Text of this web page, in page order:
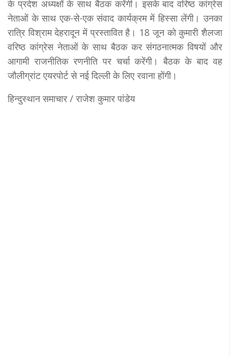
के प्रदेश अध्यक्षों के साथ बैठक करेंगी। इसके बाद वरिष्ठ कांग्रेस
नेताओं के साथ एक-से-एक संवाद कार्यक्रम में हिस्सा लेंगी। उनका
रात्रि विश्राम देहरादून में प्रस्तावित है। 18 जून को कुमारी शैलजा
वरिष्ठ कांग्रेस नेताओं के साथ बैठक कर संगठनात्मक विषयों और
आगामी राजनीतिक रणनीति पर चर्चा करेंगी। बैठक के बाद वह
जौलीग्रांट एयरपोर्ट से नई दिल्ली के लिए रवाना होंगी।
हिन्दुस्थान समाचार / राजेश कुमार पांडेय